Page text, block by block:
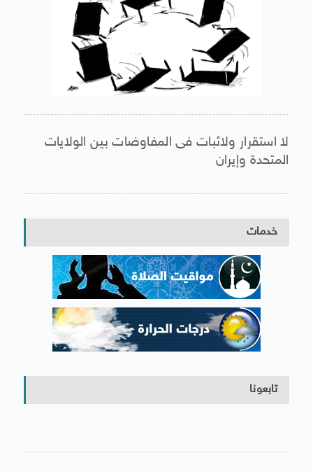
لا استقرار ولاثبات فى المفاوضات بين الولايات
المتحدة وإيران
خدمات
تابعونا